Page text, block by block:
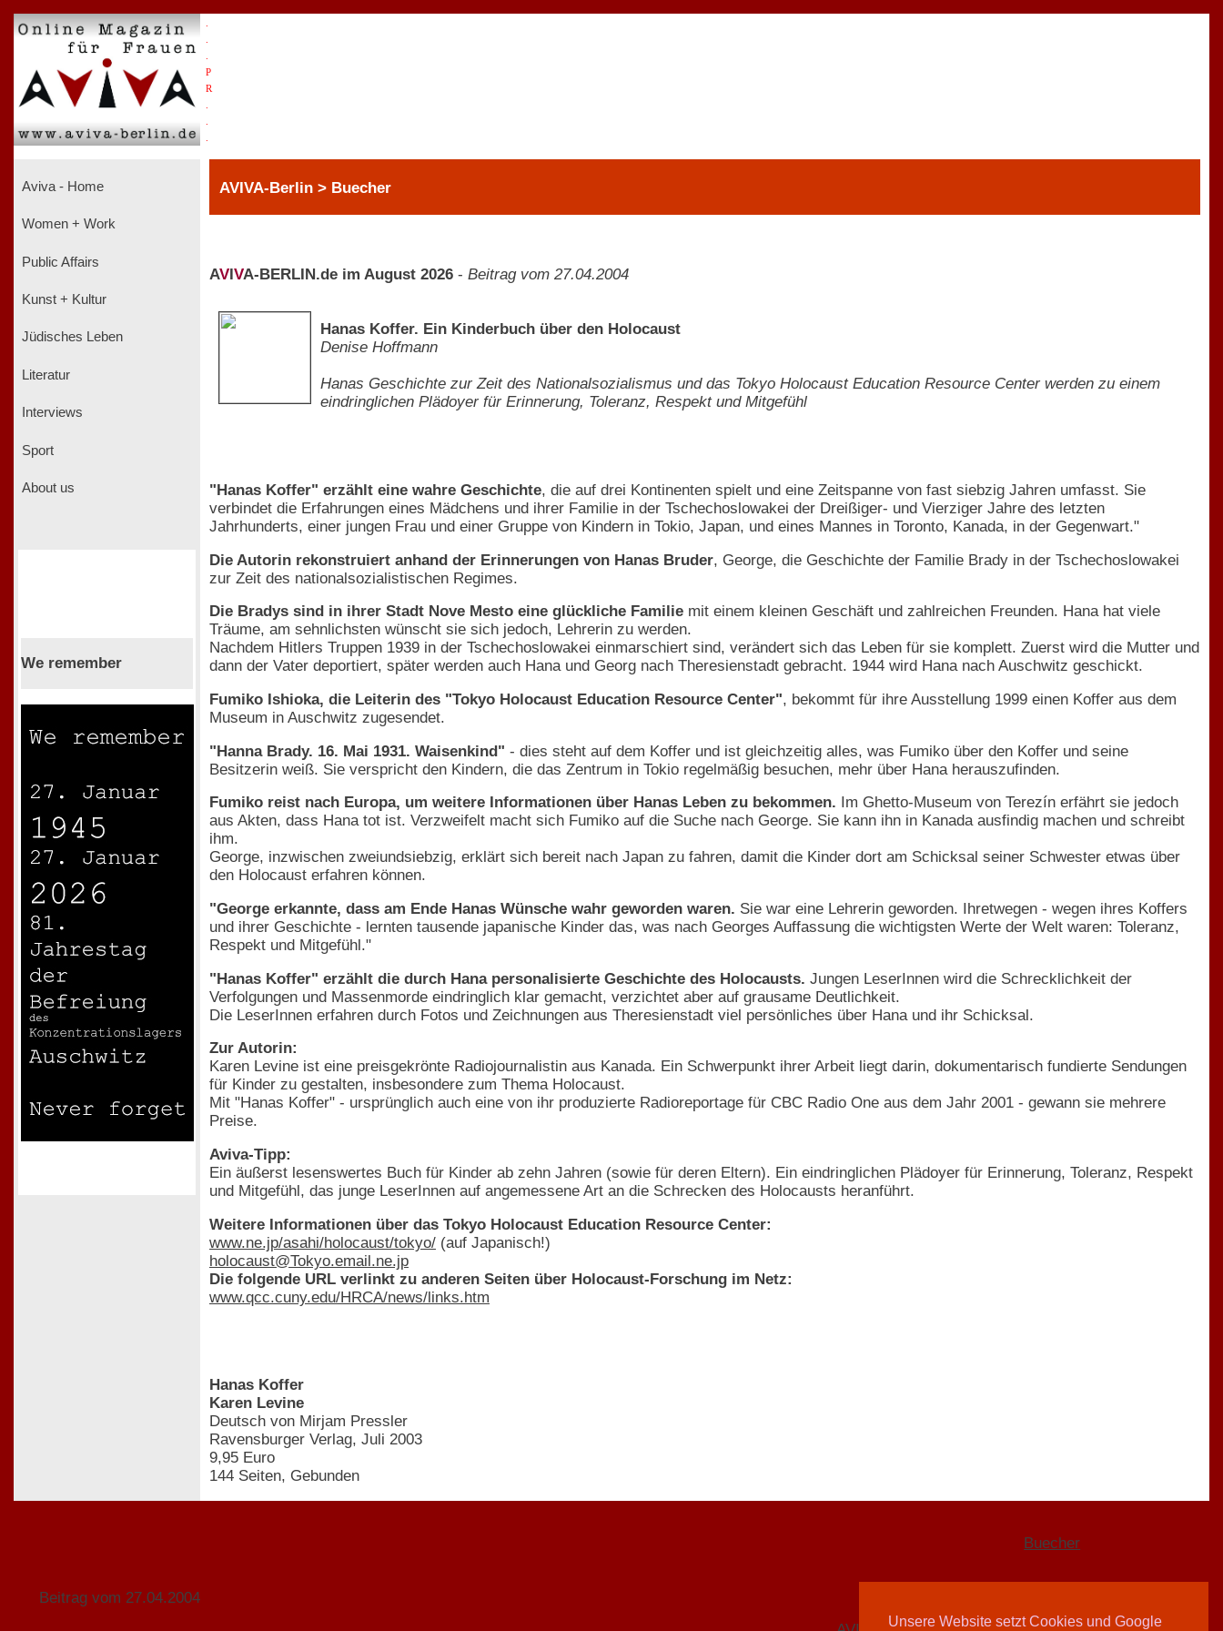
Unsere Website setzt Cookies und Google
P
R
Aviva - Home
Women + Work
Public Affairs
Kunst + Kultur
Jüdisches Leben
Literatur
Interviews
Sport
About us
We remember
AVIVA-Berlin > Buecher
AV VA-BERLIN.de im August 2026 - Beitrag vom 27.04.2004
Hanas Koffer. Ein Kinderbuch über den Holocaust
Denise Hoffmann
Hanas Geschichte zur Zeit des Nationalsozialismus und das Tokyo Holocaust Education Resource Center werden zu einem
eindringlichen Plädoyer für Erinnerung, Toleranz, Respekt und Mitgefühl
"Hanas Koffer" erzählt eine wahre Geschichte, die auf drei Kontinenten spielt und eine Zeitspanne von fast siebzig Jahren umfasst. Sie
verbindet die Erfahrungen eines Mädchens und ihrer Familie in der Tschechoslowakei der Dreißiger- und Vierziger Jahre des letzten
Jahrhunderts, einer jungen Frau und einer Gruppe von Kindern in Tokio, Japan, und eines Mannes in Toronto, Kanada, in der Gegenwart."
Die Autorin rekonstruiert anhand der Erinnerungen von Hanas Bruder, George, die Geschichte der Familie Brady in der Tschechoslowakei
zur Zeit des nationalsozialistischen Regimes.
Die Bradys sind in ihrer Stadt Nove Mesto eine glückliche Familie mit einem kleinen Geschäft und zahlreichen Freunden. Hana hat viele
Träume, am sehnlichsten wünscht sie sich jedoch, Lehrerin zu werden.
Nachdem Hitlers Truppen 1939 in der Tschechoslowakei einmarschiert sind, verändert sich das Leben für sie komplett. Zuerst wird die Mutter und
dann der Vater deportiert, später werden auch Hana und Georg nach Theresienstadt gebracht. 1944 wird Hana nach Auschwitz geschickt.
Fumiko Ishioka, die Leiterin des "Tokyo Holocaust Education Resource Center", bekommt für ihre Ausstellung 1999 einen Koffer aus dem
Museum in Auschwitz zugesendet.
"Hanna Brady. 16. Mai 1931. Waisenkind" - dies steht auf dem Koffer und ist gleichzeitig alles, was Fumiko über den Koffer und seine
Besitzerin weiß. Sie verspricht den Kindern, die das Zentrum in Tokio regelmäßig besuchen, mehr über Hana herauszufinden.
Fumiko reist nach Europa, um weitere Informationen über Hanas Leben zu bekommen. Im Ghetto-Museum von Terezín erfährt sie jedoch
aus Akten, dass Hana tot ist. Verzweifelt macht sich Fumiko auf die Suche nach George. Sie kann ihn in Kanada ausfindig machen und schreibt
ihm.
George, inzwischen zweiundsiebzig, erklärt sich bereit nach Japan zu fahren, damit die Kinder dort am Schicksal seiner Schwester etwas über
den Holocaust erfahren können.
"George erkannte, dass am Ende Hanas Wünsche wahr geworden waren. Sie war eine Lehrerin geworden. Ihretwegen - wegen ihres Koffers
und ihrer Geschichte - lernten tausende japanische Kinder das, was nach Georges Auffassung die wichtigsten Werte der Welt waren: Toleranz,
Respekt und Mitgefühl."
"Hanas Koffer" erzählt die durch Hana personalisierte Geschichte des Holocausts. Jungen LeserInnen wird die Schrecklichkeit der
Verfolgungen und Massenmorde eindringlich klar gemacht, verzichtet aber auf grausame Deutlichkeit.
Die LeserInnen erfahren durch Fotos und Zeichnungen aus Theresienstadt viel persönliches über Hana und ihr Schicksal.
Zur Autorin:
Karen Levine ist eine preisgekrönte Radiojournalistin aus Kanada. Ein Schwerpunkt ihrer Arbeit liegt darin, dokumentarisch fundierte Sendungen
für Kinder zu gestalten, insbesondere zum Thema Holocaust.
Mit "Hanas Koffer" - ursprünglich auch eine von ihr produzierte Radioreportage für CBC Radio One aus dem Jahr 2001 - gewann sie mehrere
Preise.
Aviva-Tipp:
Ein äußerst lesenswertes Buch für Kinder ab zehn Jahren (sowie für deren Eltern). Ein eindringlichen Plädoyer für Erinnerung, Toleranz, Respekt
und Mitgefühl, das junge LeserInnen auf angemessene Art an die Schrecken des Holocausts heranführt.
Weitere Informationen über das Tokyo Holocaust Education Resource Center:
www.ne.jp/asahi/holocaust/tokyo/ (auf Japanisch!)
holocaust@Tokyo.email.ne.jp
Die folgende URL verlinkt zu anderen Seiten über Holocaust-Forschung im Netz:
www.qcc.cuny.edu/HRCA/news/links.htm
Hanas Koffer
Karen Levine
Deutsch von Mirjam Pressler
Ravensburger Verlag, Juli 2003
9,95 Euro
144 Seiten, Gebunden
Buecher
Beitrag vom 27.04.2004